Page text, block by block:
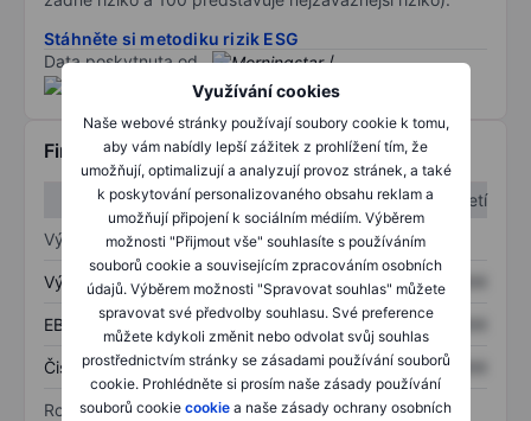
Využívání cookies
Naše webové stránky používají soubory cookie k tomu,
aby vám nabídly lepší zážitek z prohlížení tím, že
umožňují, optimalizují a analyzují provoz stránek, a také
k poskytování personalizovaného obsahu reklam a
umožňují připojení k sociálním médiím. Výběrem
možnosti "Přijmout vše" souhlasíte s používáním
souborů cookie a souvisejícím zpracováním osobních
údajů. Výběrem možnosti "Spravovat souhlas" můžete
spravovat své předvolby souhlasu. Své preference
můžete kdykoli změnit nebo odvolat svůj souhlas
prostřednictvím stránky se zásadami používání souborů
cookie. Prohlédněte si prosím naše zásady používání
souborů cookie cookie a naše zásady ochrany osobních
Stáhněte si metodiku rizik ESG
Data poskytnuta od
/
Finanční informace
1. čtvrtletí
2. čtvrtletí
Výkaz zisku a ztráty
Výnos XXXXXXX XXXXXXX
EBITDA XXXXXXX XXXXXXX
Čistý příjem XXXXXXX XXXXXXX
Rozvaha